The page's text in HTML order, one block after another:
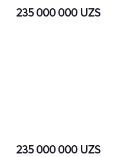
235 000 000 UZS
235 000 000 UZS